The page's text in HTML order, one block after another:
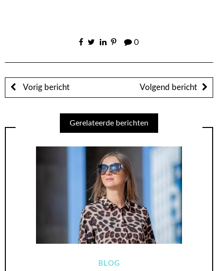
0
Vorig bericht Volgend bericht
Gerelateerde berichten
BLOG